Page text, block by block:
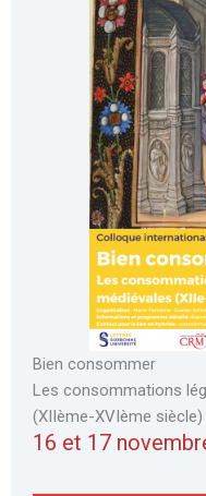
Bien consommer
Les consommations
(XIIème-XVIème siècle)
16 et 17